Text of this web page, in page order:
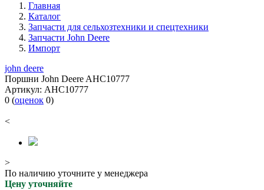
Главная
Каталог
Запчасти для сельхозтехники и спецтехники
Запчасти John Deere
Импорт
john deere
Поршни John Deere AHC10777
Артикул: AHC10777
0 (оценок 0)
<
>
По наличию уточните у менеджера
Цену уточняйте